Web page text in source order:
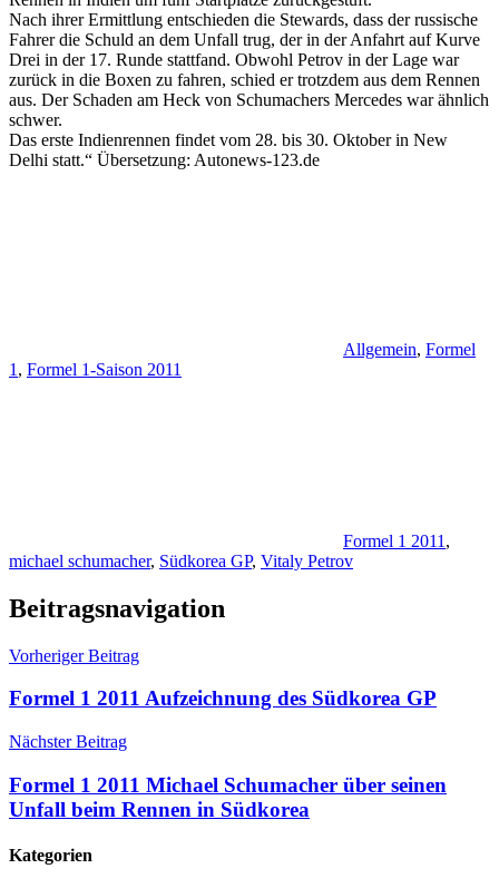
Nach ihrer Ermittlung entschieden die Stewards, dass der russische
Fahrer die Schuld an dem Unfall trug, der in der Anfahrt auf Kurve
Drei in der 17. Runde stattfand. Obwohl Petrov in der Lage war
zurück in die Boxen zu fahren, schied er trotzdem aus dem Rennen
aus. Der Schaden am Heck von Schumachers Mercedes war ähnlich
schwer.
Das erste Indienrennen findet vom 28. bis 30. Oktober in New
Delhi statt.“ Übersetzung: Autonews-123.de
Allgemein, Formel
1 , Formel 1-Saison 2011
Formel 1 2011 ,
michael schumacher, Südkorea GP, Vitaly Petrov
Beitragsnavigation
Vorheriger Beitrag
Formel 1 2011 Aufzeichnung des Südkorea GP
Nächster Beitrag
Formel 1 2011 Michael Schumacher über seinen
Unfall beim Rennen in Südkorea
Kategorien